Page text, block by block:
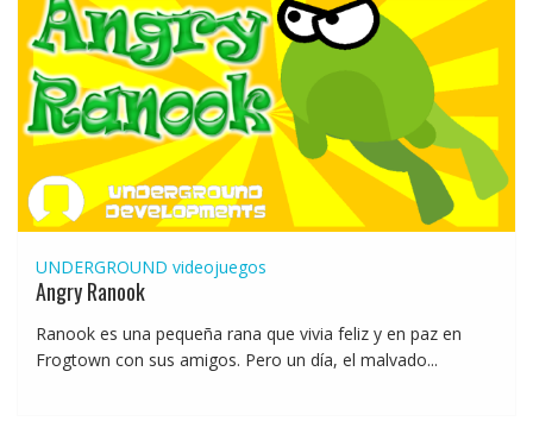
UNDERGROUND videojuegos
Angry Ranook
Ranook es una pequeña rana que vivia feliz y en paz en
Frogtown con sus amigos. Pero un día, el malvado...